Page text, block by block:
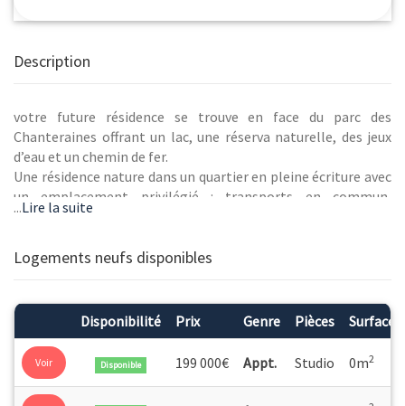
Description
votre future résidence se trouve en face du parc des
Chanteraines offrant un lac, une réserva naturelle, des jeux
d’eau et un chemin de fer.
Une résidence nature dans un quartier en pleine écriture avec
un emplacement privilégié : transports en commun,
commerces à proximité, … Un quartier vivant et paisible à la
conception réalisée autour d’un bassin paysagé de charme, à
Une invitation au bonheur intérieur dans des appartements
déclinés du studio au 5 pièces. Des espaces de vie baignés de
lumière, aux surfaces généreuses et des séjours qui se
prolongent vers l’extérieur : jardins, loggias ou terrasses avec
des vues apaisantes sur le cœur d’îlot.
...Lire la suite
Logements neufs disponibles
Disponibilité Prix Genre Pièces Surface
Voir Disponible 199 000€ Appt. Studio 0m2